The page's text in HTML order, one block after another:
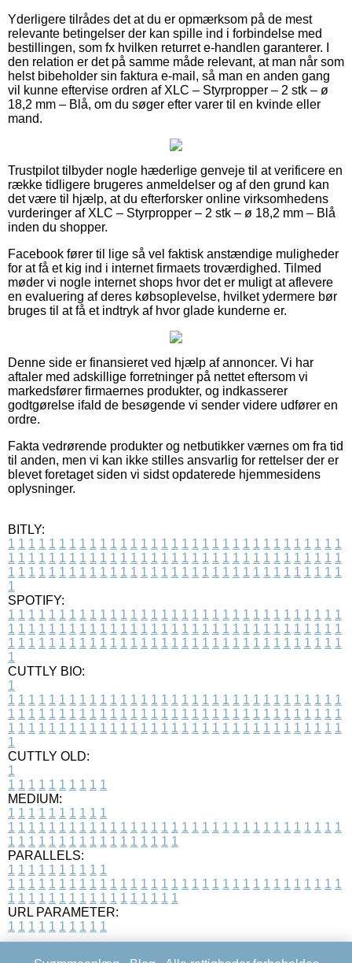
Yderligere tilrådes det at du er opmærksom på de mest
relevante betingelser der kan spille ind i forbindelse med
bestillingen, som fx hvilken returret e-handlen garanterer. I
den relation er det på samme måde relevant, at man når som
helst bibeholder sin faktura e-mail, så man en anden gang
vil kunne eftervise ordren af XLC – Styrpropper – 2 stk – ø
18,2 mm – Blå, om du søger efter varer til en kvinde eller
mand.
Trustpilot tilbyder nogle hæderlige genveje til at verificere en
række tidligere brugeres anmeldelser og af den grund kan
det være til hjælp, at du efterforsker online virksomhedens
vurderinger af XLC – Styrpropper – 2 stk – ø 18,2 mm – Blå
inden du shopper.
Facebook fører til lige så vel faktisk anstændige muligheder
for at få et kig ind i internet firmaets troværdighed. Tilmed
møder vi nogle internet shops hvor det er muligt at aflevere
en evaluering af deres købsoplevelse, hvilket ydermere bør
bruges til at få et indtryk af hvor glade kunderne er.
Denne side er finansieret ved hjælp af annoncer. Vi har
aftaler med adskillige forretninger på nettet eftersom vi
markedsfører firmaernes produkter, og indkasserer
godtgørelse ifald de besøgende vi sender videre udfører en
ordre.
Fakta vedrørende produkter og netbutikker værnes om fra tid
til anden, men vi kan ikke stilles ansvarlig for rettelser der er
blevet foretaget siden vi sidst opdaterede hjemmesidens
oplysninger.
BITLY:
1 1 1 1 1 1 1 1 1 1 1 1 1 1 1 1 1 1 1 1 1 1 1 1 1 1 1 1 1 1 1 1 1
1 1 1 1 1 1 1 1 1 1 1 1 1 1 1 1 1 1 1 1 1 1 1 1 1 1 1 1 1 1 1 1 1
1 1 1 1 1 1 1 1 1 1 1 1 1 1 1 1 1 1 1 1 1 1 1 1 1 1 1 1 1 1 1 1 1
1
SPOTIFY:
1 1 1 1 1 1 1 1 1 1 1 1 1 1 1 1 1 1 1 1 1 1 1 1 1 1 1 1 1 1 1 1 1
1 1 1 1 1 1 1 1 1 1 1 1 1 1 1 1 1 1 1 1 1 1 1 1 1 1 1 1 1 1 1 1 1
1 1 1 1 1 1 1 1 1 1 1 1 1 1 1 1 1 1 1 1 1 1 1 1 1 1 1 1 1 1 1 1 1
1
CUTTLY BIO:
1
1 1 1 1 1 1 1 1 1 1 1 1 1 1 1 1 1 1 1 1 1 1 1 1 1 1 1 1 1 1 1 1 1
1 1 1 1 1 1 1 1 1 1 1 1 1 1 1 1 1 1 1 1 1 1 1 1 1 1 1 1 1 1 1 1 1
1 1 1 1 1 1 1 1 1 1 1 1 1 1 1 1 1 1 1 1 1 1 1 1 1 1 1 1 1 1 1 1 1
1
CUTTLY OLD:
1
1 1 1 1 1 1 1 1 1 1
MEDIUM:
1 1 1 1 1 1 1 1 1 1
1 1 1 1 1 1 1 1 1 1 1 1 1 1 1 1 1 1 1 1 1 1 1 1 1 1 1 1 1 1 1 1 1
1 1 1 1 1 1 1 1 1 1 1 1 1 1 1 1 1
PARALLELS:
1 1 1 1 1 1 1 1 1 1
1 1 1 1 1 1 1 1 1 1 1 1 1 1 1 1 1 1 1 1 1 1 1 1 1 1 1 1 1 1 1 1 1
1 1 1 1 1 1 1 1 1 1 1 1 1 1 1 1 1
URL PARAMETER:
1 1 1 1 1 1 1 1 1 1